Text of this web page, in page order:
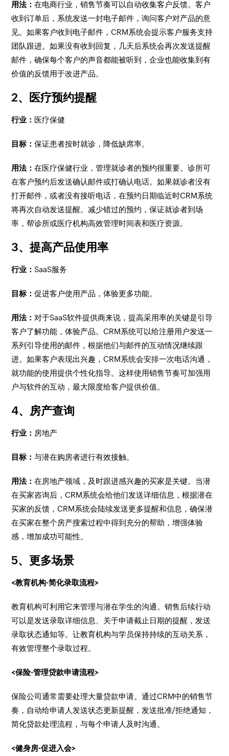
用法：在电商行业，销售节奏可以自动收集客户反馈。客户
收到订单后，系统发送一封电子邮件，询问客户对产品的意
见。如果客户收到电子邮件，CRM系统会提示客户服务支持
团队跟进。如果没有收到回复，几天后系统会再次发送提醒
邮件，确保每个客户的声音都能被听到，企业也能收集到有
价值的反馈用于改进产品。
2、医疗预约提醒
行业： 医疗保健
目标：保证患者按时就诊，降低缺席率。
用法：在医疗保健行业，管理就诊者的预约很重要。诊所可
在客户预约后发送确认邮件或打确认电话。如果就诊者没有
打开邮件，或者没有接听电话，在预约日期临近时CRM系统
将再次自动发送提醒。减少错过的预约，保证就诊者到场
率，帮诊所或医疗机构高效管理时间表和医疗资源。
3、提高产品使用率
行业：SaaS服务
目标：促进客户使用产品，体验更多功能。
用法： 对于SaaS软件提供商来说，提高采用率的关键是引导
客户了解功能，体验产品。CRM系统可以给注册用户发送一
系列引导使用的邮件，根据他们与邮件的互动情况继续跟
进。如果客户表现出兴趣，CRM系统会安排一次电话沟通，
就功能的使用提供个性化指导。这样使用销售节奏可加强用
户与软件的互动，最大限度给客户提供价值。
4、房产查询
行业： 房地产
目标：与潜在购房者进行有效接触。
用法：在房地产领域，及时跟进感兴趣的买家是关键。当潜
在买家咨询后，CRM系统会给他们发送详细信息，根据潜在
买家的反馈，CRM系统会陆续发送更多提醒和信息，确保潜
在买家在整个房产搜索过程中得到充分的帮助，增强体验
感，增加成功可能性。
5、更多场景
<教育机构-简化录取流程>
教育机构可利用它来管理与潜在学生的沟通。销售后续行动
可以是发送录取详细信息、关于申请截止日期的提醒，发送
录取状态通知等。让教育机构与学员保持持续的互动关系，
有效管理整个录取过程。
<保险-管理贷款申请流程>
保险公司通常需要处理大量贷款申请。通过CRM中的销售节
奏，自动给申请人发送状态更新提醒，发送批准/拒绝通知，
简化贷款处理流程，与每个申请人及时沟通。
<健身房-促进入会>